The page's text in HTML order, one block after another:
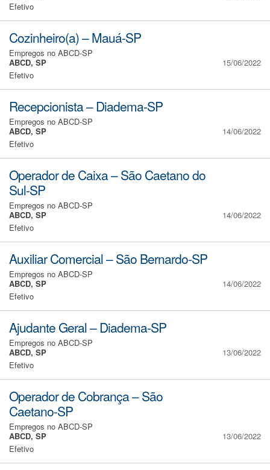
Efetivo
Cozinheiro(a) – Mauá-SP
Empregos no ABCD-SP
ABCD, SP
Efetivo
15/06/2022
Recepcionista – Diadema-SP
Empregos no ABCD-SP
ABCD, SP
Efetivo
14/06/2022
Operador de Caixa – São Caetano do
Sul-SP
Empregos no ABCD-SP
ABCD, SP
Efetivo
14/06/2022
Auxiliar Comercial – São Bernardo-SP
Empregos no ABCD-SP
ABCD, SP
Efetivo
14/06/2022
Ajudante Geral – Diadema-SP
Empregos no ABCD-SP
ABCD, SP
Efetivo
13/06/2022
Operador de Cobrança – São
Caetano-SP
Empregos no ABCD-SP
ABCD, SP
Efetivo
13/06/2022